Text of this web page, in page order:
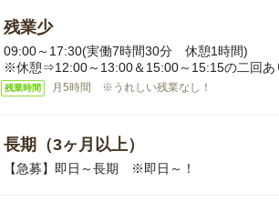
残業少
09:00～17:30(実働7時間30分 休憩1時間)
※休憩⇒12:00～13:00＆15:00～15:15の二回あ
残業時間 月5時間 ※うれしい残業なし！
長期（3ヶ月以上）
【急募】即日～長期 ※即日～！